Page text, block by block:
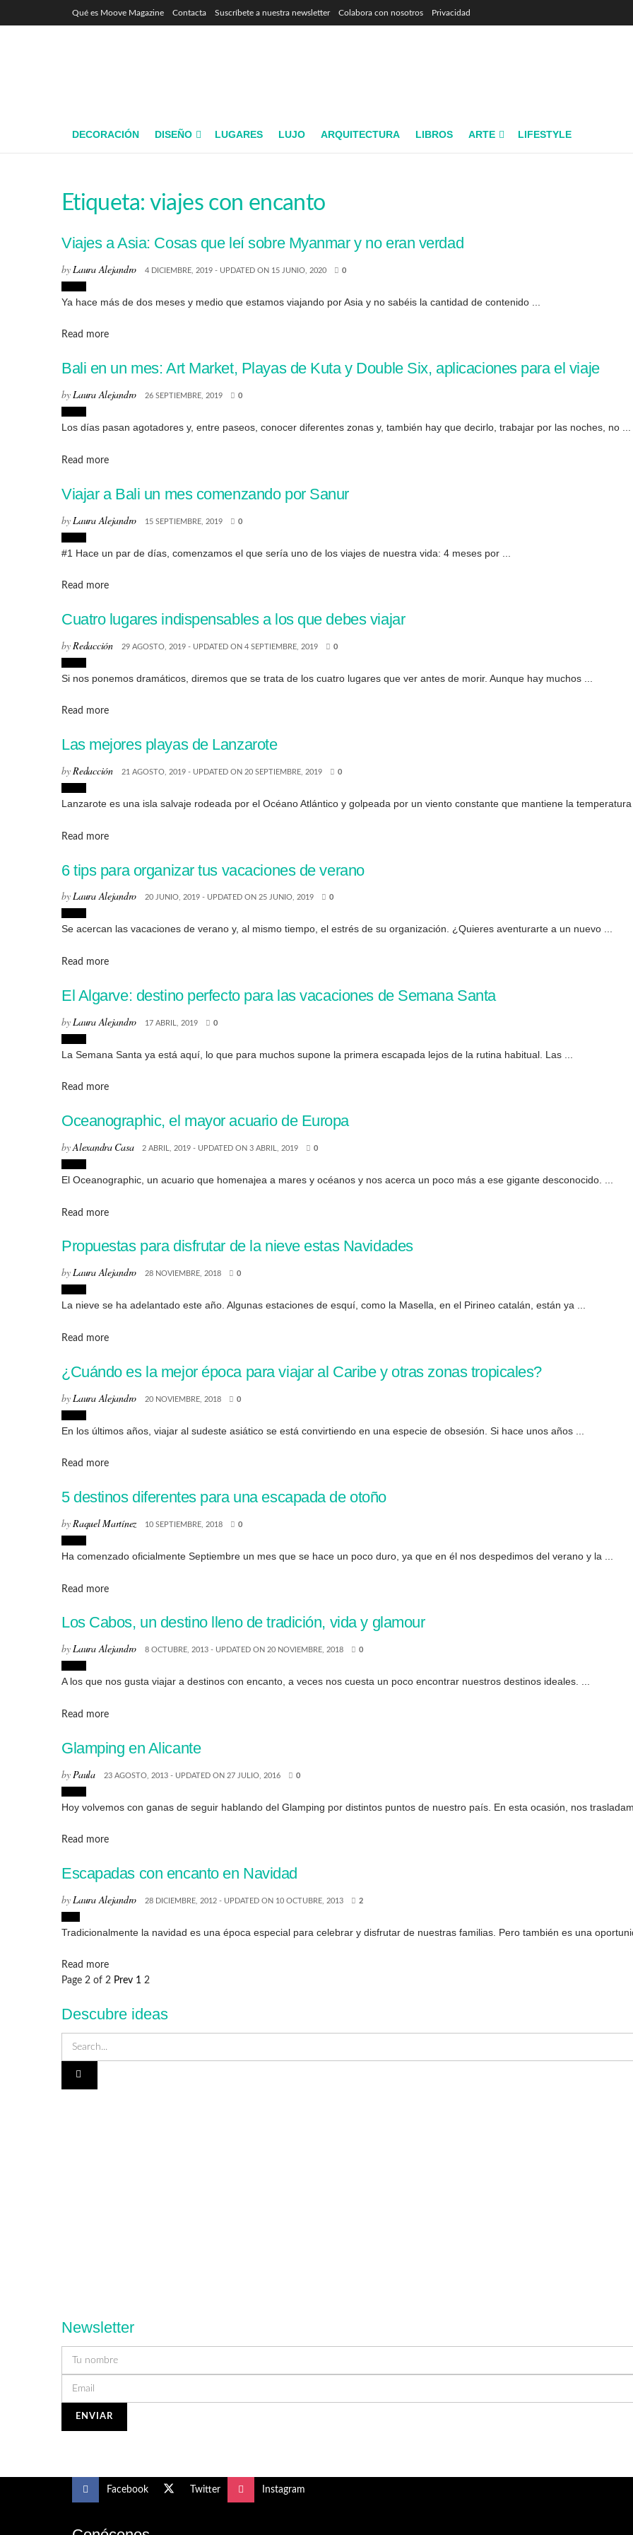
Qué es Moove Magazine Contacta Suscríbete a nuestra newsletter Colabora con nosotros Privacidad
DECORACIÓN DISEÑO LUGARES LUJO ARQUITECTURA LIBROS ARTE LIFESTYLE
Etiqueta: viajes con encanto
Viajes a Asia: Cosas que leí sobre Myanmar y no eran verdad
byLaura Alejandro 4 DICIEMBRE, 2019 - UPDATED ON 15 JUNIO, 2020 0
Ya hace más de dos meses y medio que estamos viajando por Asia y no sabéis la cantidad de contenido ...
Read moreDetails
Bali en un mes: Art Market, Playas de Kuta y Double Six, aplicaciones para el viaje
byLaura Alejandro 26 SEPTIEMBRE, 2019 0
Los días pasan agotadores y, entre paseos, conocer diferentes zonas y, también hay que decirlo, trabajar por las noches, no ...
Read moreDetails
Viajar a Bali un mes comenzando por Sanur
by Laura Alejandro 15 SEPTIEMBRE, 2019 0
#1 Hace un par de días, comenzamos el que sería uno de los viajes de nuestra vida: 4 meses por ...
Read moreDetails
Cuatro lugares indispensables a los que debes viajar
byRedacción 29 AGOSTO, 2019 - UPDATED ON 4 SEPTIEMBRE, 2019 0
Si nos ponemos dramáticos, diremos que se trata de los cuatro lugares que ver antes de morir. Aunque hay muchos ...
Read moreDetails
Las mejores playas de Lanzarote
byRedacción 21 AGOSTO, 2019 - UPDATED ON 20 SEPTIEMBRE, 2019 0
Lanzarote es una isla salvaje rodeada por el Océano Atlántico y golpeada por un viento constante que mantiene la temperatura
Read moreDetails
6 tips para organizar tus vacaciones de verano
byLaura Alejandro 20 JUNIO, 2019 - UPDATED ON 25 JUNIO, 2019 0
Se acercan las vacaciones de verano y, al mismo tiempo, el estrés de su organización. ¿Quieres aventurarte a un nuevo ...
Read moreDetails
El Algarve: destino perfecto para las vacaciones de Semana Santa
by Laura Alejandro 17 ABRIL, 2019 0
La Semana Santa ya está aquí, lo que para muchos supone la primera escapada lejos de la rutina habitual. Las ...
Read moreDetails
Oceanographic, el mayor acuario de Europa
byAlexandra Casa 2 ABRIL, 2019 - UPDATED ON 3 ABRIL, 2019 0
El Oceanographic, un acuario que homenajea a mares y océanos y nos acerca un poco más a ese gigante desconocido. ...
Read moreDetails
Propuestas para disfrutar de la nieve estas Navidades
byLaura Alejandro 28 NOVIEMBRE, 2018 0
La nieve se ha adelantado este año. Algunas estaciones de esquí, como la Masella, en el Pirineo catalán, están ya ...
Read moreDetails
¿Cuándo es la mejor época para viajar al Caribe y otras zonas tropicales?
by Laura Alejandro 20 NOVIEMBRE, 2018 0
En los últimos años, viajar al sudeste asiático se está convirtiendo en una especie de obsesión. Si hace unos años ...
Read moreDetails
5 destinos diferentes para una escapada de otoño
byRaquel Martínez 10 SEPTIEMBRE, 2018 0
Ha comenzado oficialmente Septiembre un mes que se hace un poco duro, ya que en él nos despedimos del verano y la ...
Read moreDetails
Los Cabos, un destino lleno de tradición, vida y glamour
byLaura Alejandro 8 OCTUBRE, 2013 - UPDATED ON 20 NOVIEMBRE, 2018 0
A los que nos gusta viajar a destinos con encanto, a veces nos cuesta un poco encontrar nuestros destinos ideales. ...
Read moreDetails
Glamping en Alicante
by Paula 23 AGOSTO, 2013 - UPDATED ON 27 JULIO, 2016 0
Hoy volvemos con ganas de seguir hablando del Glamping por distintos puntos de nuestro país. En esta ocasión, nos
Read moreDetails
Escapadas con encanto en Navidad
byLaura Alejandro 28 DICIEMBRE, 2012 - UPDATED ON 10 OCTUBRE, 2013 2
Tradicionalmente la navidad es una época especial para celebrar y disfrutar de nuestras familias. Pero también es una
Read moreDetails
Page 2 of 2 Prev 1 2
Descubre ideas
Newsletter
Facebook Twitter Instagram